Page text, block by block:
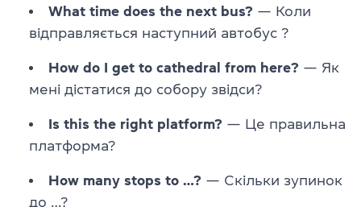
What time does the next bus? — Коли
відправляється наступний автобус ?
How do I get to cathedral from here? — Як
мені дістатися до собору звідси?
Is this the right platform? — Це правильна
платформа?
How many stops to …? — Скільки зупинок
до …?